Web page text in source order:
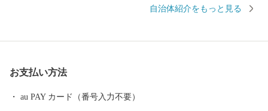
自治体紹介をもっと見る
お支払い方法
au PAY カード（番号入力不要）